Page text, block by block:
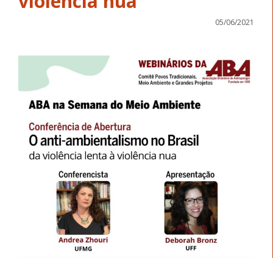
05/06/2021